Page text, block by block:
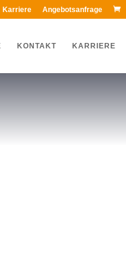
Karriere Angebotsanfrage
KONTAKT KARRIERE